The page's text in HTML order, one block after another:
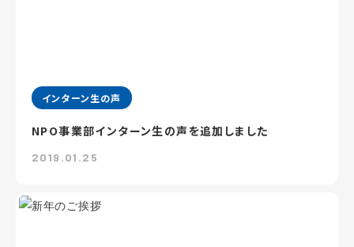
インターン生の声
NPO事業部インターン生の声を追加しました
2019.01.25